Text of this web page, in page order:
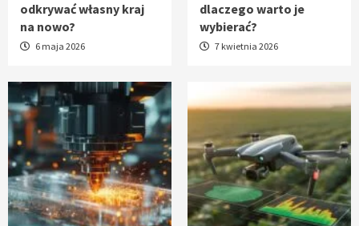
odkrywać własny kraj
na nowo?
6 maja 2026
dlaczego warto je
wybierać?
7 kwietnia 2026